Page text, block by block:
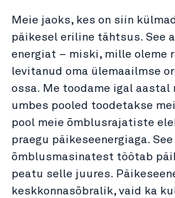
Meie jaoks, kes on siin
päikesel eriline tähtsus. See
energiat – miski, mille oleme
levitanud oma ülemaailmse
ossa. Me toodame igal
umbes pooled toodetakse
pool meie õmblusrajatiste
praegu päikeseenergiaga.
õmblusmasinatest töötab
peatu selle juures.
keskkonnasõbralik, vaid ka